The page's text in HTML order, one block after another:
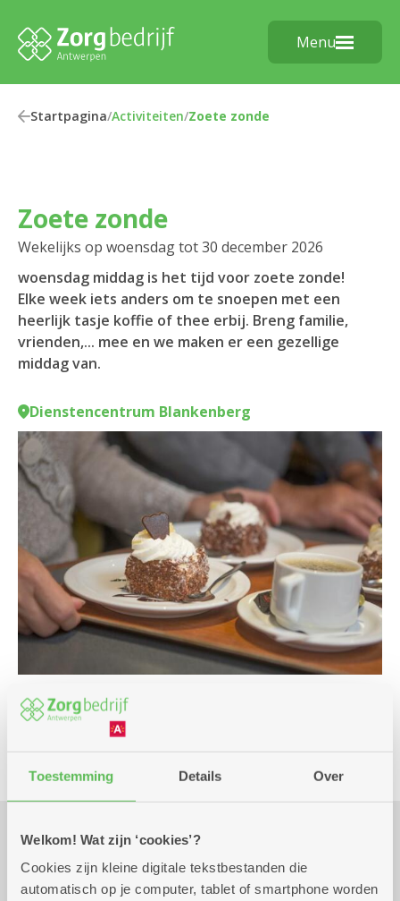
Toestemming Details Over
Welkom! Wat zijn ‘cookies’?
Cookies zijn kleine digitale tekstbestanden die
automatisch op je computer, tablet of smartphone worden
Menu
Startpagina/Activiteiten/Zoete zonde
Zoete zonde
Wekelijks op woensdag tot 30 december 2026
woensdag middag is het tijd voor zoete zonde!
Elke week iets anders om te snoepen met een
heerlijk tasje koffie of thee erbij. Breng familie,
vrienden,... mee en we maken er een gezellige
middag van.
Dienstencentrum Blankenberg
Praktisch